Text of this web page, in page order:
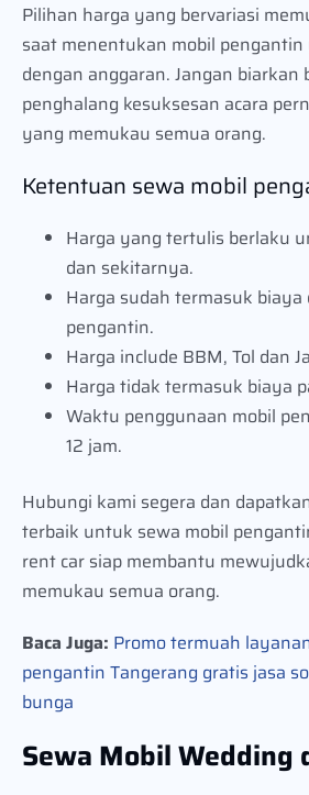
Pilihan harga yang bervariasi
saat menentukan mobil pengantin
dengan anggaran. Jangan biarkan
penghalang kesuksesan acara
yang memukau semua orang.
Ketentuan sewa mobil
Harga yang tertulis berlaku
dan sekitarnya.
Harga sudah termasuk biaya
pengantin.
Harga include BBM, Tol dan
Harga tidak termasuk biaya
Waktu penggunaan mobil
12 jam.
Hubungi kami segera dan
terbaik untuk sewa mobil
rent car siap membantu
memukau semua orang.
Baca Juga: Promo termuah
pengantin Tangerang gratis jasa
bunga
Sewa Mobil Wedding